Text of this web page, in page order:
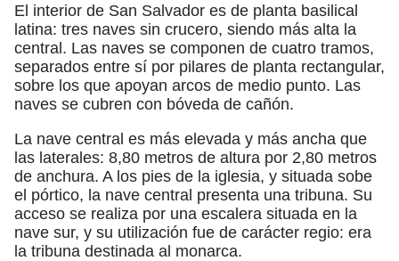
El interior de San Salvador es de planta basilical
latina: tres naves sin crucero, siendo más alta la
central. Las naves se componen de cuatro tramos,
separados entre sí por pilares de planta rectangular,
sobre los que apoyan arcos de medio punto. Las
naves se cubren con bóveda de cañón.
La nave central es más elevada y más ancha que
las laterales: 8,80 metros de altura por 2,80 metros
de anchura. A los pies de la iglesia, y situada sobe
el pórtico, la nave central presenta una tribuna. Su
acceso se realiza por una escalera situada en la
nave sur, y su utilización fue de carácter regio: era
la tribuna destinada al monarca.